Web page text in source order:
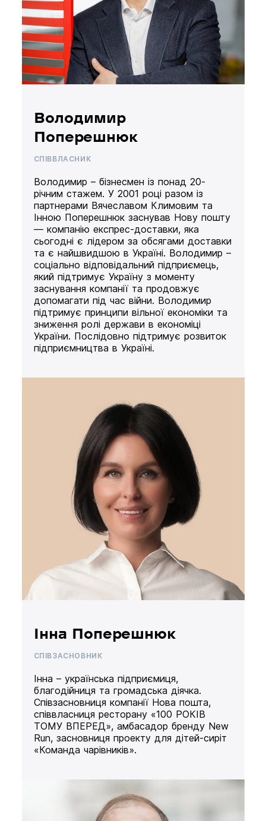
Володимир
Поперешнюк
СПІВВЛАСНИК
Володимир – бізнесмен із понад 20-
річним стажем. У 2001 році разом із
партнерами Вячеславом Климовим та
Інною Поперешнюк заснував Нову пошту
— компанію експрес-доставки, яка
сьогодні є лідером за обсягами доставки
та є найшвидшою в Україні. Володимир –
соціально відповідальний підприємець,
який підтримує Україну з моменту
заснування компанії та продовжує
допомагати під час війни. Володимир
підтримує принципи вільної економіки та
зниження ролі держави в економіці
України. Послідовно підтримує розвиток
підприємництва в Україні.
Інна Поперешнюк
СПІВЗАСНОВНИК
Інна – українська підприємиця,
благодійниця та громадська діячка.
Співзасновниця компанії Нова пошта,
співвласниця ресторану «100 РОКІВ
ТОМУ ВПЕРЕД», амбасадор бренду New
Run, засновниця проекту для дітей-сиріт
«Команда чарівників».